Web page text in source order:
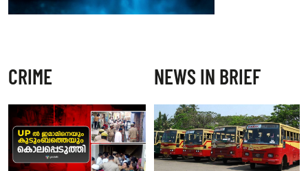
CRIME NEWS IN BRIEF